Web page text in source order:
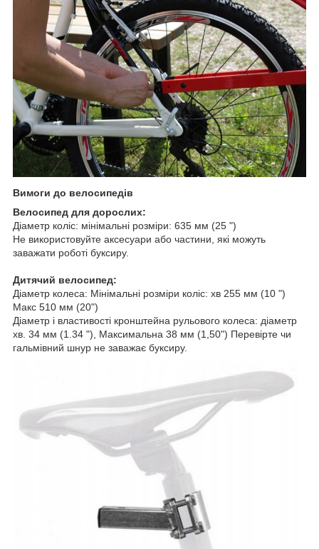
Вимоги до велосипедів
Велосипед для дорослих:
Діаметр коліс: мінімальні розміри: 635 мм (25 ")
Не використовуйте аксесуари або частини, які можуть
заважати роботі буксиру.
Дитячий велосипед:
Діаметр колеса: Мінімальні розміри коліс: хв 255 мм (10 ")
Макс 510 мм (20")
Діаметр і властивості кронштейна рульового колеса: діаметр
хв. 34 мм (1.34 "), Максимальна 38 мм (1,50") Перевірте чи
гальмівний шнур не заважає буксиру.